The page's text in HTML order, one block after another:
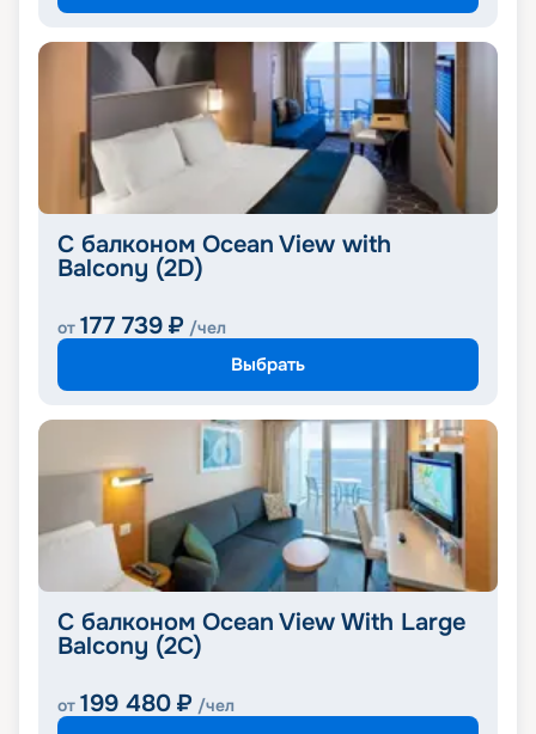
С балконом Ocean View with
Balcony (2D)
от 177 739 ₽ /чел
Выбрать
С балконом Ocean View With Large
Balcony (2C)
от 199 480 ₽ /чел